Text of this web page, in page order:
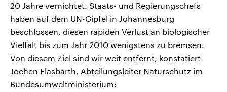
20 Jahre vernichtet. Staats- und Regierungschefs
haben auf dem UN-Gipfel in Johannesburg
beschlossen, diesen rapiden Verlust an biologischer
Vielfalt bis zum Jahr 2010 wenigstens zu bremsen.
Von diesem Ziel sind wir weit entfernt, konstatiert
Jochen Flasbarth, Abteilungsleiter Naturschutz im
Bundesumweltministerium: